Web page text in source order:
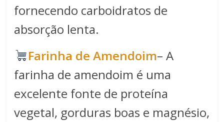
fornecendo carboidratos de
absorção lenta.
Farinha de Amendoim– A
farinha de amendoim é uma
excelente fonte de proteína
vegetal, gorduras boas e magnésio,